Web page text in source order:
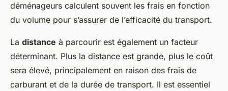
déménageurs calculent souvent les frais en fonction
du volume pour s’assurer de l’efficacité du transport.
La distance à parcourir est également un facteur
déterminant. Plus la distance est grande, plus le coût
sera élevé, principalement en raison des frais de
carburant et de la durée de transport. Il est essentiel